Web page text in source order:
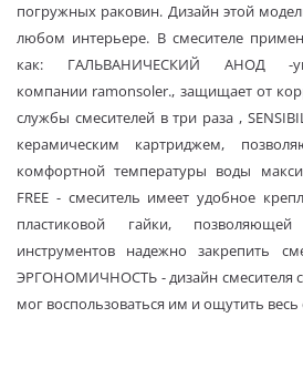
погружных раковин. Дизайн этой
любом интерьере. В смесителе
как: ГАЛЬВАНИЧЕСКИЙ АНОД -
компании ramonsoler., защищает от
службы смесителей в три раза ,
керамическим картриджем,
комфортной температуры воды
FREE - смеситель имеет удобное
пластиковой гайки,
инструментов надежно закрепить
ЭРГОНОМИЧНОСТЬ - дизайн смесителя
мог воспользоваться им и ощутить